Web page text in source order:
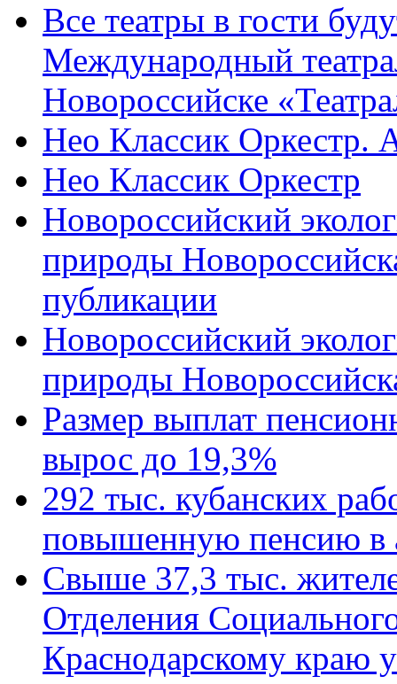
Все театры в гости
Международный
Новороссийске
Нео Классик Оркестр.
Нео Классик Оркестр
Новороссийский
природы
публикации
Новороссийский
природы
Размер выплат
вырос до 19,3%
292 тыс. кубанских
повышенную пенсию в
Свыше 37,3 тыс.
Отделения
Краснодарскому краю